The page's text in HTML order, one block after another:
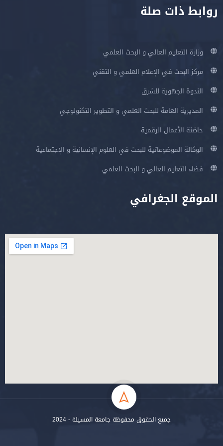
روابط ذات صلة
وزارة التعليم العالي و البحث العلمي
مركز البحث في الإعلام العلمي و التقني
الندوة الجهوية للشرق
المديرية العامة للبحث العلمي و التطوير التكنولوجي
حاضنة الأعمال الرقمية
الوكالة الموضوعاتية للبحث في العلوم الإنسانية و الإجتماعية
فضاء التعليم العالي و البحث العلمي
الموقع الجغرافي
جميع الحقوق محفوظة جامعة المسيلة - 2024